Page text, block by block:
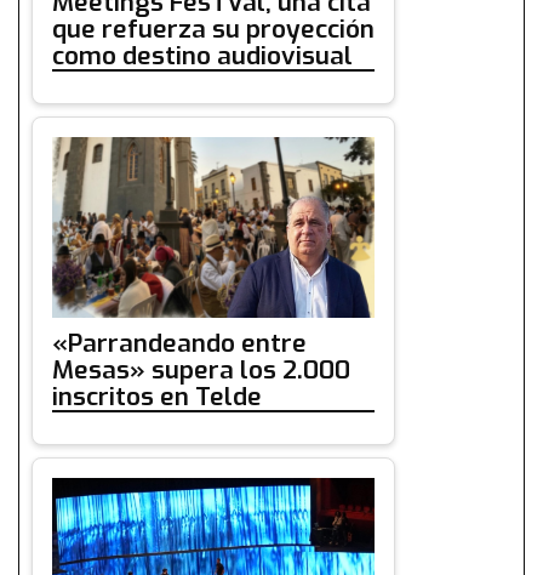
que refuerza su proyección
como destino audiovisual
«Parrandeando entre
Mesas» supera los 2.000
inscritos en Telde